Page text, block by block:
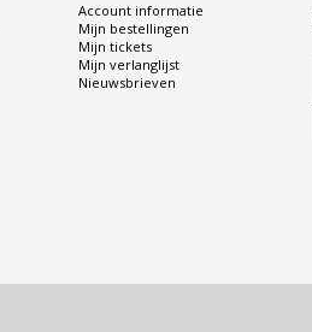
Account informatie
Mijn bestellingen
Mijn tickets
Mijn verlanglijst
Nieuwsbrieven